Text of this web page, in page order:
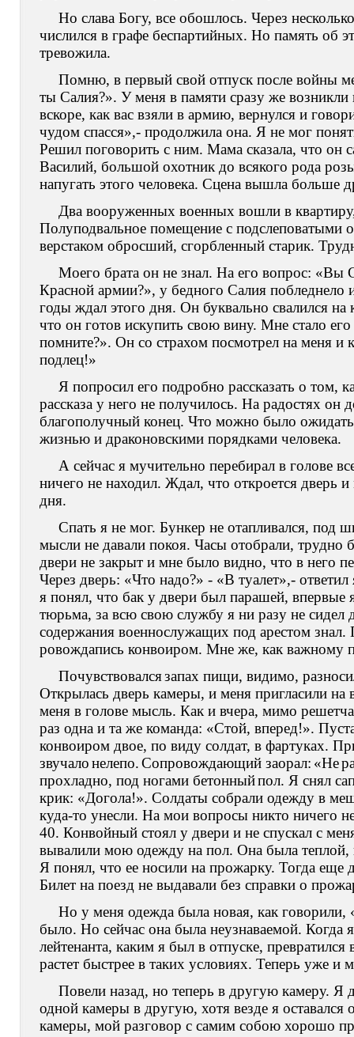
Но слава Богу, все обошлось. Через
числился в графе беспартийных. Но память об
тревожила.
Помню, в первый свой отпуск после войны
ты Салия?». У меня в памяти сразу же
вскоре, как вас взяли в армию, вернулся и
чудом спасся»,- продолжила она. Я не мог
Решил поговорить с ним. Мама сказала, что он
Василий, большой охотник до всякого рода
напугать этого человека. Сцена вышла больше
Два вооруженных военных вошли в
Полуподвальное помещение с подслеповатыми
верстаком обросший, сгорбленный старик.
Моего брата он не знал. На его вопрос: «Вы
Красной армии?», у бедного Салия побледнело
годы ждал этого дня. Он буквально свалился
что он готов искупить свою вину. Мне стало
помните?». Он со страхом посмотрел на меня и
подлец!»
Я попросил его подробно рассказать о
рассказа у него не получилось. На радостях
благополучный конец. Что можно было
жизнью и драконовскими порядками человека.
А сейчас я мучительно перебирал в голове
ничего не находил. Ждал, что откроется дверь
дня.
Спать я не мог. Бункер не отапливался, под
мысли не давали покоя. Часы отобрали, трудно
двери не закрыт и мне было видно, что в него
Через дверь: «Что надо?» - «В туалет»,-
я понял, что бак у двери был парашей,
тюрьма, за всю свою службу я ни разу не сидел
содержания военнослужащих под арестом
ровождапись конвоиром. Мне же, как важному
Почувствовалсязапах пищи, видимо,
Открылась дверь камеры, и меня пригласили на
меня в голове мысль. Как и вчера, мимо
раз одна и та же команда: «Стой, вперед!».
конвоиром двое, по виду солдат, в фартуках.
звучалонелепо.Сопровождающий заорал: «Не
прохладно, под ногами бетонныйпол. Я снял
крик: «Догола!». Солдаты собрали одежду в
куда-то унесли. На мои вопросы никто ничего
40. Конвойный стоял у двери и не спускал с
вывалили мою одежду на пол. Она была теплой,
Я понял, что ее носили на прожарку. Тогда еще
Билет на поезд не выдавали без справки о
Но у меня одежда была новая, как говорили,
было. Но сейчас она была неузнаваемой. Когда
лейтенанта, каким я был в отпуске,
растет быстрее в таких условиях. Теперь уже и
Повели назад, но теперь в другую камеру. Я
одной камеры в другую, хотя везде я
камеры, мой разговор с самим собою хорошо